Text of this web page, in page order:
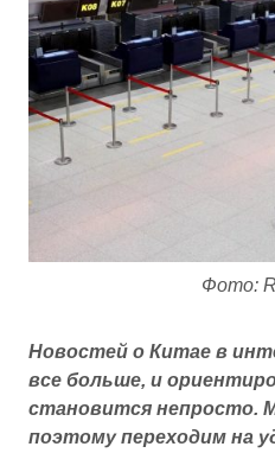
Фото:
Новостей о Китае в
все больше, и
становится непросто.
поэтому переходим на